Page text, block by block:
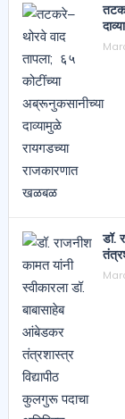
डॉ.